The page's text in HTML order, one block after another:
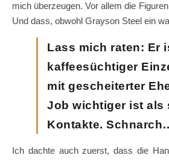
mich überzeugen. Vor allem die
Und dass, obwohl Grayson Steel ein
Lass mich raten: Er
kaffeesüchtiger
mit gescheiterter
Job wichtiger ist als
Kontakte.
Ich dachte auch zuerst, dass die